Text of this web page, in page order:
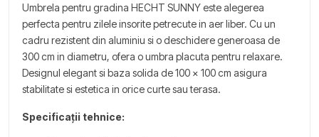
Umbrela pentru gradina HECHT SUNNY este alegerea
perfecta pentru zilele insorite petrecute in aer liber. Cu un
cadru rezistent din aluminiu si o deschidere generoasa de
300 cm in diametru, ofera o umbra placuta pentru relaxare.
Designul elegant si baza solida de 100 x 100 cm asigura
stabilitate si estetica in orice curte sau terasa.
Specificații tehnice: